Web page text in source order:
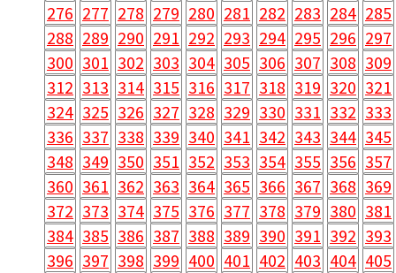
276 277 278 279 280 281 282 283 284 285
288 289 290 291 292 293 294 295 296 297
300 301 302 303 304 305 306 307 308 309
312 313 314 315 316 317 318 319 320 321
324 325 326 327 328 329 330 331 332 333
336 337 338 339 340 341 342 343 344 345
348 349 350 351 352 353 354 355 356 357
360 361 362 363 364 365 366 367 368 369
372 373 374 375 376 377 378 379 380 381
384 385 386 387 388 389 390 391 392 393
396 397 398 399 400 401 402 403 404 405